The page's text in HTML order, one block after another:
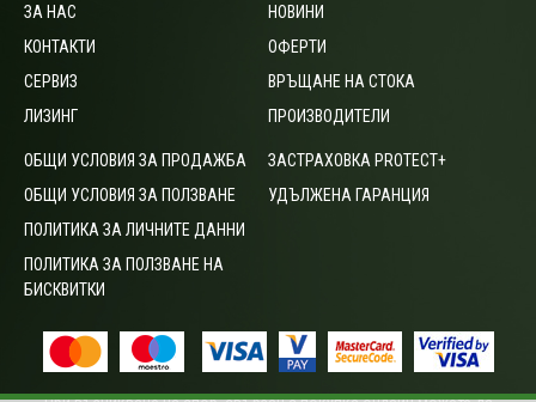
ЗА НАС
КОНТАКТИ
СЕРВИЗ
ЛИЗИНГ
НОВИНИ
ОФЕРТИ
ВРЪЩАНЕ НА СТОКА
ПРОИЗВОДИТЕЛИ
ОБЩИ УСЛОВИЯ ЗА ПРОДАЖБА
ОБЩИ УСЛОВИЯ ЗА ПОЛЗВАНЕ
ПОЛИТИКА ЗА ЛИЧНИТЕ ДАННИ
ПОЛИТИКА ЗА ПОЛЗВАНЕ НА
БИСКВИТКИ
ЗАСТРАХОВКА PROTECT+
УДЪЛЖЕНА ГАРАНЦИЯ